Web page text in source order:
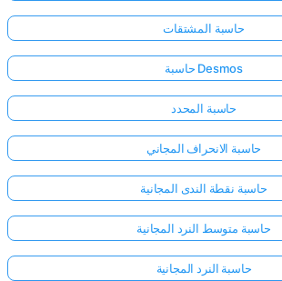
حاسبة المشتقات
حاسبة Desmos
حاسبة المحدد
حاسبة الانحراف المجاني
حاسبة نقطة الندى المجانية
حاسبة متوسط النرد المجانية
حاسبة النرد المجانية